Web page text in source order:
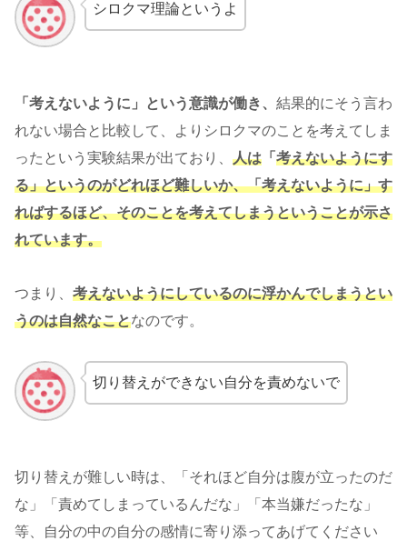
シロクマ理論というよ
「考えないように」という意識が働き、 結果的にそう言わ
れない場合と比較して、よりシロクマのことを考えてしま
ったという実験結果が出ており、 人は 「 考えないようにす
る」というのがどれほど難しいか、「考えないように」す
ればするほど、そのことを考えてしまうということが示さ
れています。
つまり、 考えないようにしているのに浮かんでしまうとい
うのは自然なことなのです。
切り替えができない自分を責めないで
切り替えが難しい時は、「それほど自分は腹が立ったのだ
な」「責めてしまっているんだな」「本当嫌だったな」
等、自分の中の自分の感情に寄り添ってあげてください